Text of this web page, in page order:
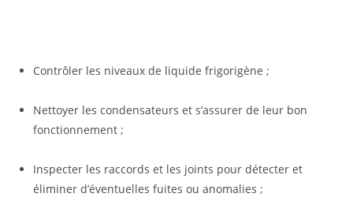
Contrôler les niveaux de liquide frigorigène ;
Nettoyer les condensateurs et s’assurer de leur bon
fonctionnement ;
Inspecter les raccords et les joints pour détecter et
éliminer d’éventuelles fuites ou anomalies ;